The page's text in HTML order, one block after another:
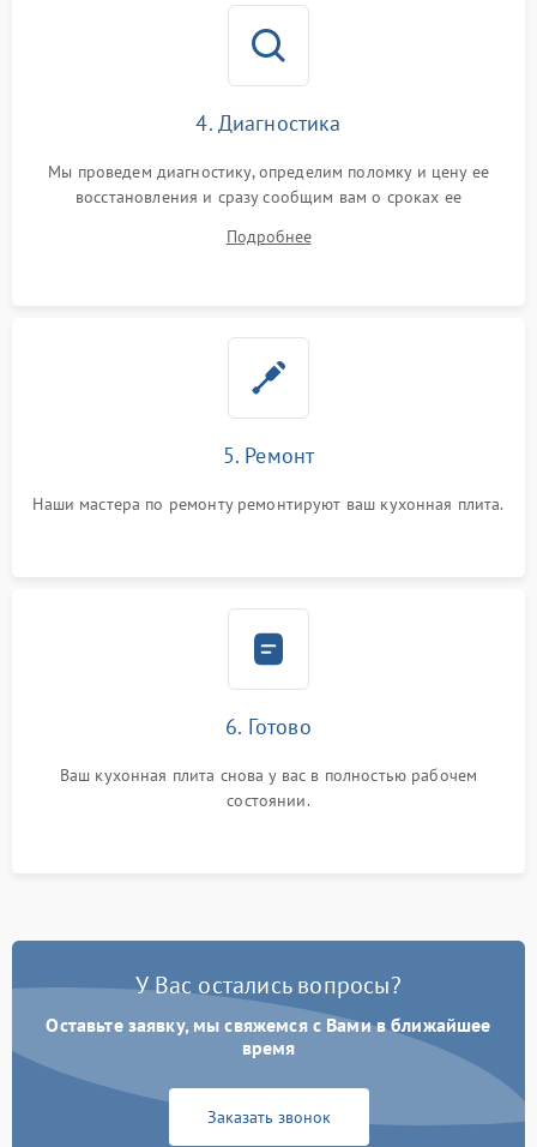
4. Диагностика
Мы проведем диагностику, определим поломку и цену ее
восстановления и сразу сообщим вам о сроках ее
Подробнее
5. Ремонт
Наши мастера по ремонту ремонтируют ваш кухонная плита.
6. Готово
Ваш кухонная плита снова у вас в полностью рабочем
состоянии.
У Вас остались вопросы?
Оставьте заявку, мы свяжемся с Вами в ближайшее
время
Заказать звонок